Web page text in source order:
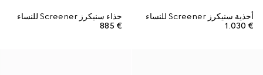
أحذية سنيكرز Screener للنساء
€ 1.030
حذاء سنيكرز Screener للنساء
€ 885